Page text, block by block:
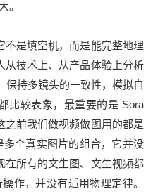
。
不是填空机，而是能完整地理
从技术上、从产品体验上分析
保持多镜头的一致性，模拟自
比较表象，最重要的是 Sora
之前我们做视频做图用的都是
个真实图片的组合，它并没
在所有的文生图、文生视频都
作，并没有适用物理定律。